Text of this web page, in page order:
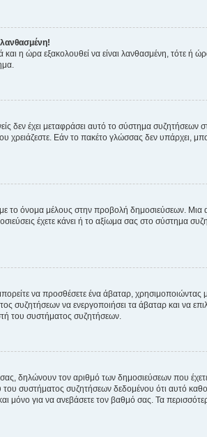
και η ώρα εξακολουθεί να είναι λανθασμένη, τότε
δεν έχει μεταφράσει αυτό το σύστημα
Εάν το πακέτο γλώσσας δεν υπάρχει,
το όνομα μέλους στην προβολή δημοσιεύσεων. Μια
έχετε κάνει ή το αξίωμα σας στο σύστημα
να προσθέσετε ένα άβαταρ,
συζητήσεων να ενεργοποιήσει τα άβαταρ και να
του συστήματος συζητήσεων.
δηλώνουν τον αριθμό των δημοσιεύσεων που έχετε
συστήματος συζητήσεων δεδομένου ότι αυτό
μόνο για να ανεβάσετε τον βαθμό σας. Τα